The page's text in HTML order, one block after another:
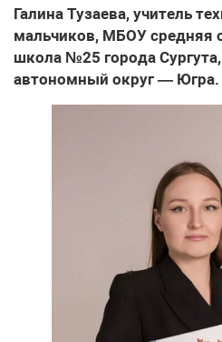
Галина Тузаева, учитель
мальчиков, МБОУ средняя
школа №25 города
автономный округ — Югра.